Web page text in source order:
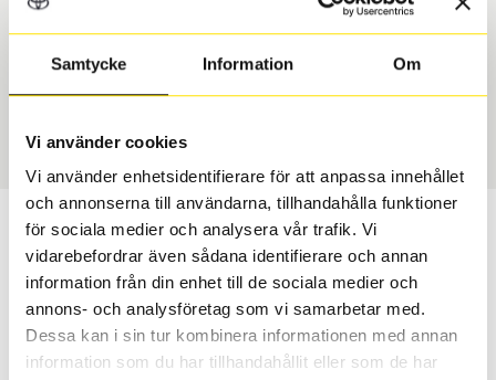
Samtycke Information Om
Vi använder cookies
Vi använder enhetsidentifierare för att anpassa innehållet
och annonserna till användarna, tillhandahålla funktioner
för sociala medier och analysera vår trafik. Vi
vidarebefordrar även sådana identifierare och annan
information från din enhet till de sociala medier och
annons- och analysföretag som vi samarbetar med.
Dessa kan i sin tur kombinera informationen med annan
information som du har tillhandahållit eller som de har
Däcktyp Däckstorlek
2296
Passar detta däck min bil?
Ange registreringsnummer för att se om det däck du
valt passar din bilmodell. Om du köper däck som skall
sättas på dina befintliga fälgar, se till att kolla en extra
gång så att däck och fälg har samma dimensioner.